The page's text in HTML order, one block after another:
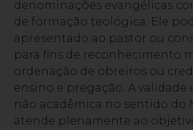
denominações evangélicas
de formação teológica. Ele
apresentado ao pastor ou
para fins de reconhecimento
ordenação de obreiros ou
ensino e pregação. A validade
não acadêmica no sentido do
atende plenamente ao